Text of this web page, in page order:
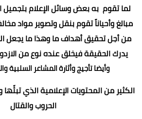
لما تقوم به بعض وسائل الإعلام
مبالغ وأحياناً تقوم بنقل وتصوير مواد
من أجل تحقيق أهداف ما وهذا ما يجعل
يدرك الحقيقة فيخلق عنده نوع من
وأيضا تأجيج وأثارة المشاعر السلبية
الكثير من المحتويات الإعلامية الذي تبثّها
الحروب والقتال